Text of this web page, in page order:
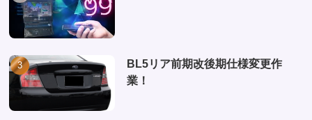
BL5リア前期改後期仕様変更作
業！